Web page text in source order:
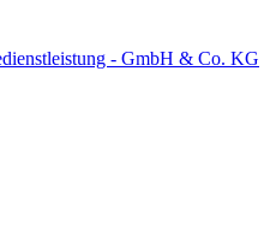
- GmbH & Co. KG